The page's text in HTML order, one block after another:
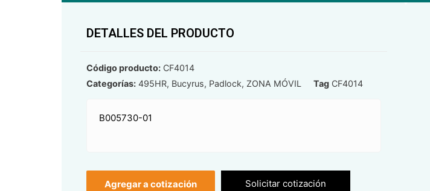
DETALLES DEL PRODUCTO
Código producto: CF4014
Categorías: 495HR, Bucyrus, Padlock, ZONA MÓVIL Tag CF4014
B005730-01
Agregar a cotización Solicitar cotización